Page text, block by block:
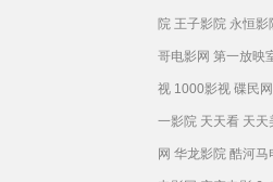
院 王子影院 永恒影
哥电影网 第一放映
视 1000影视 碟民网
一影院 天天看 天天
网 华龙影院 酷河马